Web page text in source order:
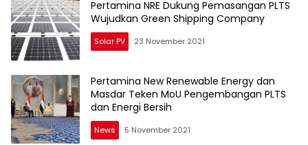
Pertamina NRE Dukung Pemasangan PLTS
Wujudkan Green Shipping Company
Solar PV 23 November 2021
Pertamina New Renewable Energy dan
Masdar Teken MoU Pengembangan PLTS
dan Energi Bersih
News 5 November 2021